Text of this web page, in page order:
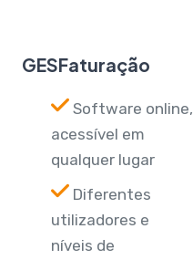
GESFaturação
Software online,
acessível em
qualquer lugar
Diferentes
utilizadores e
níveis de